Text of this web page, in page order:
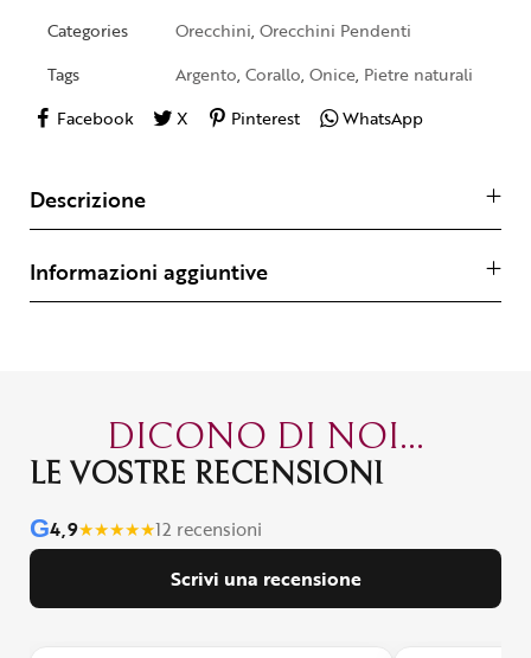
Categories
Orecchini, Orecchini Pendenti
Tags
Argento, Corallo, Onice, Pietre naturali
Facebook
X Pinterest WhatsApp
Descrizione
Informazioni aggiuntive
DICONO DI NOI...
LE VOSTRE RECENSIONI
G4,9★★★★★12 recensioni
Scrivi una recensione